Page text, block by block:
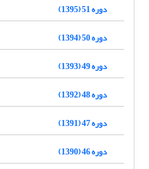
دوره 51 (1395)
دوره 50 (1394)
دوره 49 (1393)
دوره 48 (1392)
دوره 47 (1391)
دوره 46 (1390)